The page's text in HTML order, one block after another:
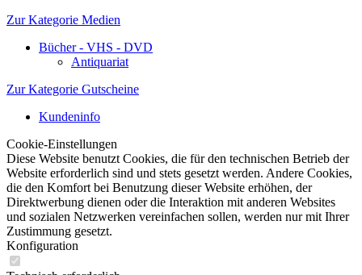
Zur Kategorie Medien
Bücher - VHS - DVD
Antiquariat
Zur Kategorie Gutscheine
Kundeninfo
Cookie-Einstellungen
Diese Website benutzt Cookies, die für den technischen Betrieb der
Website erforderlich sind und stets gesetzt werden. Andere Cookies,
die den Komfort bei Benutzung dieser Website erhöhen, der
Direktwerbung dienen oder die Interaktion mit anderen Websites
und sozialen Netzwerken vereinfachen sollen, werden nur mit Ihrer
Zustimmung gesetzt.
Konfiguration